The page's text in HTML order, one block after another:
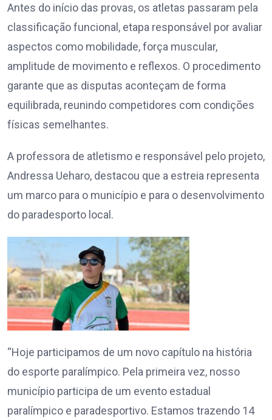
Antes do início das provas, os atletas passaram pela
classificação funcional, etapa responsável por avaliar
aspectos como mobilidade, força muscular,
amplitude de movimento e reflexos. O procedimento
garante que as disputas aconteçam de forma
equilibrada, reunindo competidores com condições
físicas semelhantes.
A professora de atletismo e responsável pelo projeto,
Andressa Ueharo, destacou que a estreia representa
um marco para o município e para o desenvolvimento
do paradesporto local.
“Hoje participamos de um novo capítulo na história
do esporte paralímpico. Pela primeira vez, nosso
município participa de um evento estadual
paralímpico e paradesportivo. Estamos trazendo 14